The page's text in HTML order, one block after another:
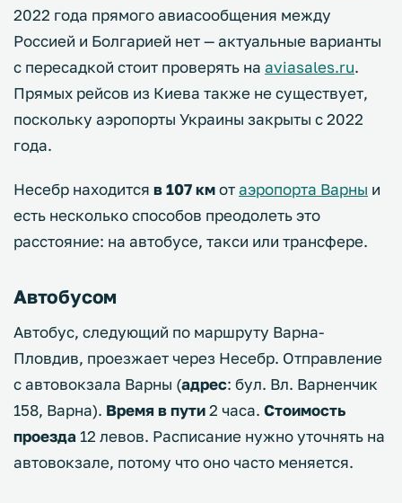
2022 года прямого авиасообщения между
Россией и Болгарией нет — актуальные варианты
с пересадкой стоит проверять на aviasales.ru.
Прямых рейсов из Киева также не существует,
поскольку аэропорты Украины закрыты с 2022
года.
Несебр находится в 107 кмотаэропорта Варны и
есть несколько способов преодолеть это
расстояние: на автобусе, такси или трансфере.
Автобусом
Автобус, следующий по маршруту Варна-
Пловдив, проезжает через Несебр. Отправление
с автовокзала Варны (адрес: бул. Вл. Варненчик
158, Варна). Время в пути2 часа. Стоимость
проезда 12 левов. Расписание нужно уточнять на
автовокзале, потому что оно часто меняется.